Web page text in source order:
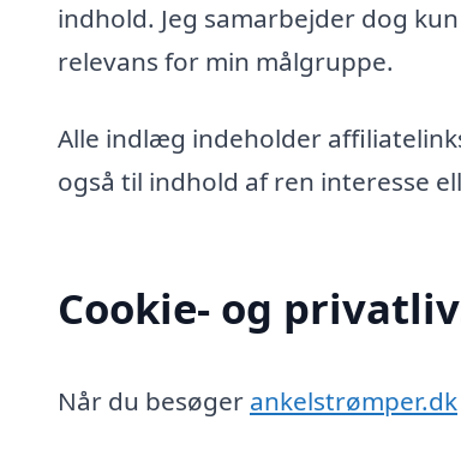
indhold. Jeg samarbejder dog
relevans for min målgruppe.
Alle indlæg indeholder
også til indhold af ren interesse
Cookie- og
Når du besøger ankelstrømper.dk